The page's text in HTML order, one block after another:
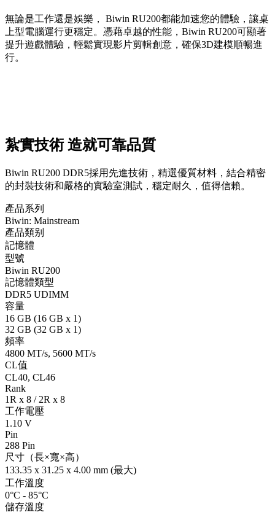
無論是工作還是娛樂， Biwin RU200都能加速您的體驗，讓桌
上型電腦運行更穩定。憑藉卓越的性能，Biwin RU200可顯著
提升遊戲體驗，輕鬆實現影片剪輯創意，確保3D建模順暢進
行。
紮實技術 造就可靠品質
Biwin RU200 DDR5採用先進技術，精選優質材料，結合精密
的封裝技術和嚴格的實驗室測試，穩定耐久，值得信賴。
產品系列
Biwin: Mainstream
產品類别
記憶體
型號
Biwin RU200
記憶體類型
DDR5 UDIMM
容量
16 GB (16 GB x 1)
32 GB (32 GB x 1)
頻率
4800 MT/s, 5600 MT/s
CL值
CL40, CL46
Rank
1R x 8 / 2R x 8
工作電壓
1.10 V
Pin
288 Pin
尺寸（長×寬×高）
133.35 x 31.25 x 4.00 mm (最大)
工作溫度
0°C - 85°C
儲存溫度